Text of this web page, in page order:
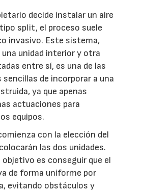
decide instalar un aire
split, el proceso suele
invasivo. Este sistema,
unidad interior y otra
entre sí, es una de las
de incorporar a una
ya que apenas
actuaciones para
equipos.
con la elección del
las dos unidades.
objetivo es conseguir que el
de forma uniforme por
evitando obstáculos y